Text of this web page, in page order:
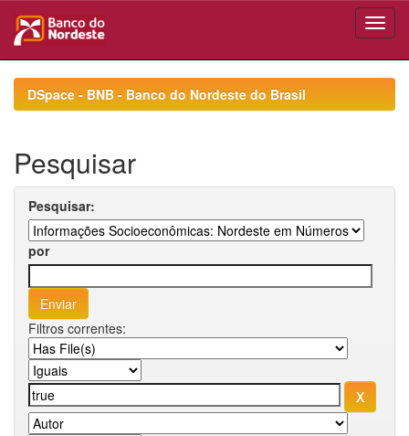
navigationDSpace - BNB - Banco do Nordeste do Brasil
Pesquisar
Pesquisar:
por
Filtros correntes: